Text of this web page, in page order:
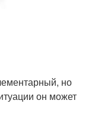
но
он может